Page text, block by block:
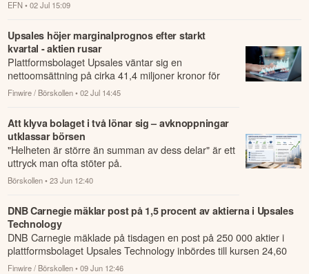
EFN • 02 Jul 15:09
Upsales höjer marginalprognos efter starkt
kvartal - aktien rusar
Plattformsbolaget Upsales väntar sig en
nettoomsättning på cirka 41,4 miljoner kronor för
det andra kvartalet, en ökning med omkring 10,7
Finwire / Börskollen • 02 Jul 14:45
Att klyva bolaget i två lönar sig – avknoppningar
utklassar börsen
"Helheten är större än summan av dess delar" är ett
uttryck man ofta stöter på.
Börskollen • 23 Jun 12:40
DNB Carnegie mäklar post på 1,5 procent av aktierna i Upsales
Technology
DNB Carnegie mäklade på tisdagen en post på 250 000 aktier i
plattformsbolaget Upsales Technology inbördes till kursen 24,60
kronor per akti...
Finwire / Börskollen • 09 Jun 12:46